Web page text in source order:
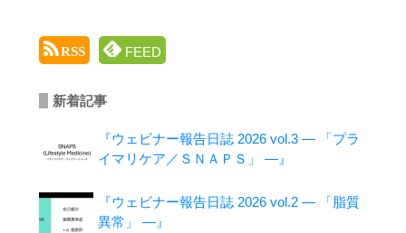
RSS FEED
新着記事
『ウェビナー報告日誌 2026 vol.3 ― 「プラ
イマリケア／ＳＮＡＰＳ」 ―』
『ウェビナー報告日誌 2026 vol.2 ― 「脂質
異常」 ―』